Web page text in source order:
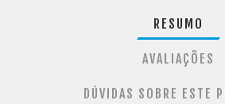
RESUMO
AVALIAÇÕES
DÚVIDAS SOBRE ESTE